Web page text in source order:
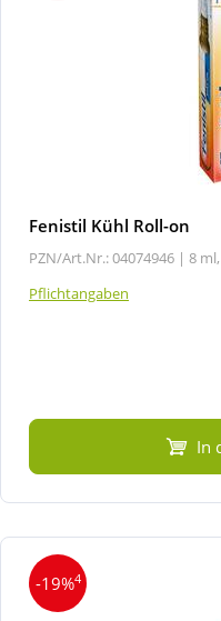
Fenistil Kühl Roll-on
PZN/Art.Nr.: 04074946 | 8
Pflichtangaben
In
-19%4